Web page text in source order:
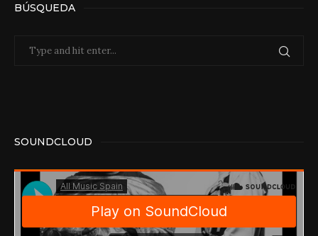
BÚSQUEDA
SOUNDCLOUD